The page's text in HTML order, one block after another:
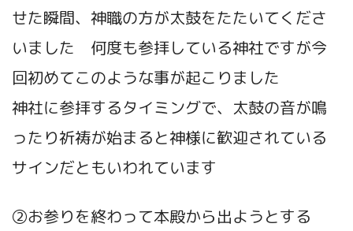
せた瞬間、神職の方が太鼓をたたいてくださ
いました 何度も参拝している神社ですが今
回初めてこのような事が起こりました
神社に参拝するタイミングで、太鼓の音が鳴
ったり祈祷が始まると神様に歓迎されている
サインだともいわれています
②お参りを終わって本殿から出ようとする